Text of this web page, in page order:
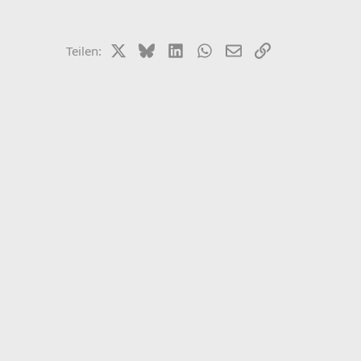
Teilen: X (Twitter)
BlueskyLinkedInWhatsApp
E-MailLink